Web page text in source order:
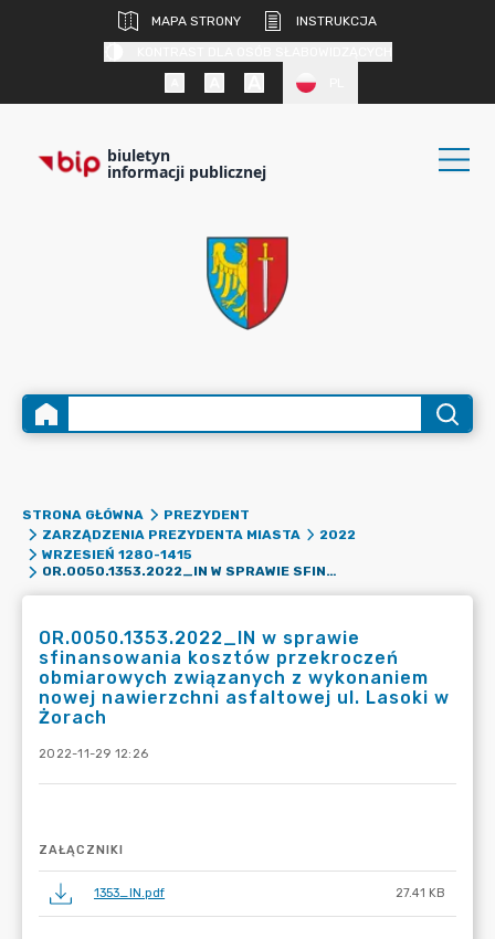
MAPA STRONY
INSTRUKCJA
biuletyn
informacji publicznej
STRONA GŁÓWNA
PREZYDENT
ZARZĄDZENIA PREZYDENTA MIASTA
2022
WRZESIEŃ 1280-1415
OR.0050.1353.2022_IN W SPRAWIE SFINANSOWANIA KOSZTÓW PRZEKROCZEŃ OBMIAROWYCH ZWIĄZANYCH Z WYKONANIEM NOWEJ NAWIERZCHNI ASFALTOWEJ UL. LASOKI W ŻORACH
OR.0050.1353.2022_IN w sprawie
sfinansowania kosztów przekroczeń
obmiarowych związanych z wykonaniem
nowej nawierzchni asfaltowej ul. Lasoki w
Żorach
2022-11-29 12:26
ZAŁĄCZNIKI
1353_IN.pdf 27.41 KB